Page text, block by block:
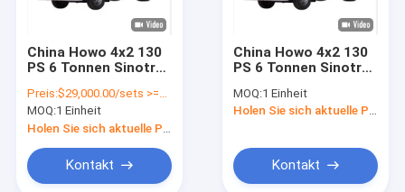
China Howo 4x2 130
PS 6 Tonnen Sinotruk
Cargo Kleiner Dump
Truck Tipper Truck
Fabrikpreis
Preis:$29,000.00/sets >=1 sets
MOQ:1 Einheit
Kontakt
China Howo 4x2 130
PS 6 Tonnen Sinotruk
Cargo Kleiner Dump
Truck Tipper Truck
MOQ:1 Einheit
Holen Sie sich aktuelle Preis
Kontakt